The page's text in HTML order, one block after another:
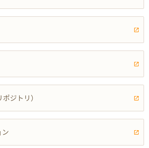
ジトリ）
ン